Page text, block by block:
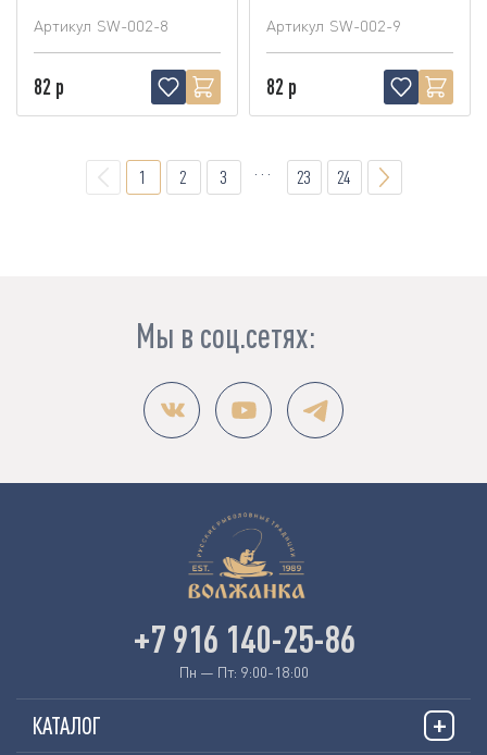
Артикул SW-002-8
82 р
Артикул SW-002-9
82 р
1 2 3 23 24
Мы в соц.сетях:
КАТАЛОГ
+7 916 140-25-86
Пн — Пт: 9:00-18:00